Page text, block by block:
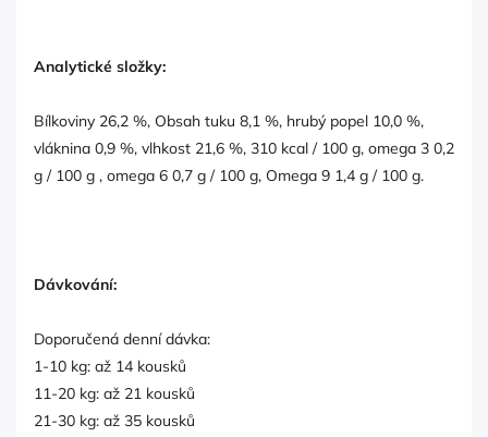
Analytické složky:
Bílkoviny 26,2 %, Obsah tuku 8,1 %, hrubý popel 10,0 %,
vláknina 0,9 %, vlhkost 21,6 %, 310 kcal / 100 g, omega 3 0,2
g / 100 g , omega 6 0,7 g / 100 g, Omega 9 1,4 g / 100 g.
Dávkování:
Doporučená denní dávka:
1-10 kg: až 14 kousků
11-20 kg: až 21 kousků
21-30 kg: až 35 kousků